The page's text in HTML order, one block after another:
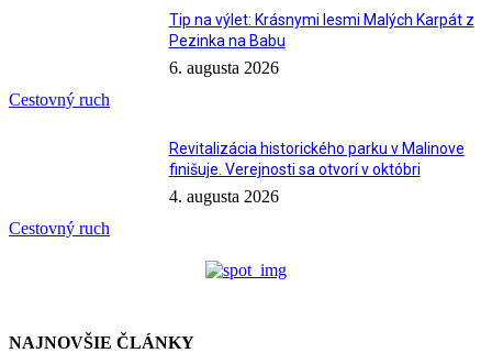
Cestovný ruch
Tip na výlet: Krásnymi lesmi Malých Karpát z
Pezinka na Babu
6. augusta 2026
Cestovný ruch
Revitalizácia historického parku v Malinove
finišuje. Verejnosti sa otvorí v októbri
4. augusta 2026
NAJNOVŠIE ČLÁNKY